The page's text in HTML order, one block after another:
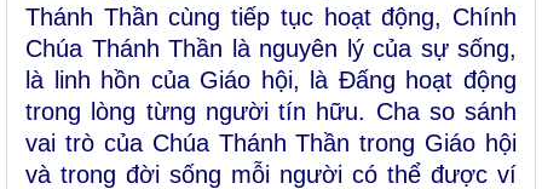
Thánh Thần cùng tiếp tục hoạt động, Chính
Chúa Thánh Thần là nguyên lý của sự sống,
là linh hồn của Giáo hội, là Đấng hoạt động
trong lòng từng người tín hữu. Cha so sánh
vai trò của Chúa Thánh Thần trong Giáo hội
và trong đời sống mỗi người có thể được ví